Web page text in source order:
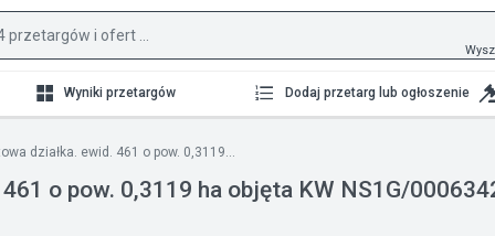
Wyniki przetargów Dodaj przetarg lub ogłoszenie
działka. ewid. 461 o pow. 0,3119...
o pow. 0,3119 ha objęta KW NS1G/